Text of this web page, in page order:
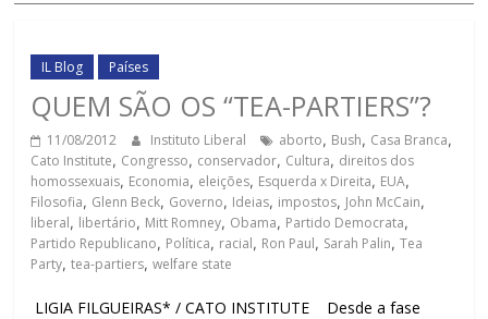
mais
importante
da
sociedade.
IL Blog Países
QUEM SÃO OS “TEA-PARTIERS”?
11/08/2012 Instituto Liberal aborto, Bush, Casa Branca,
Cato Institute, Congresso, conservador, Cultura, direitos dos
homossexuais, Economia, eleições, Esquerda x Direita, EUA,
Filosofia, Glenn Beck, Governo, Ideias, impostos, John McCain,
liberal, libertário, Mitt Romney, Obama, Partido Democrata,
Partido Republicano, Política, racial, Ron Paul, Sarah Palin,Tea
Party,tea-partiers,welfare state
LIGIA FILGUEIRAS* / CATO INSTITUTE Desde a fase